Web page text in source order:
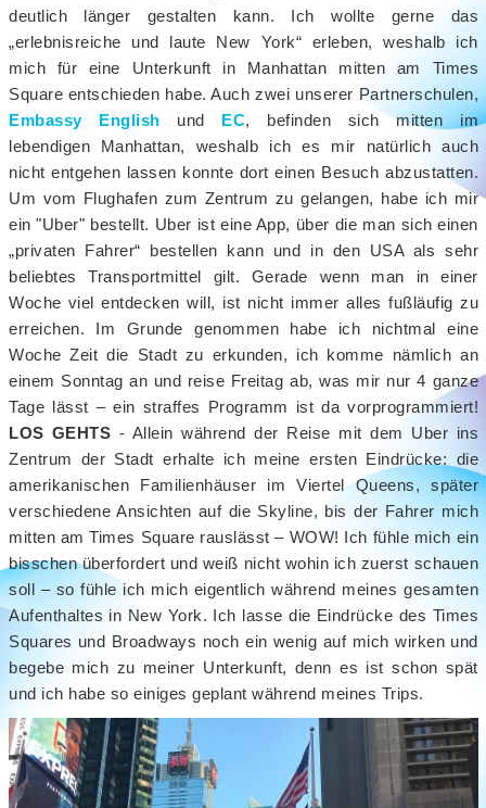
deutlich länger gestalten kann. Ich wollte gerne das
„erlebnisreiche und laute New York“ erleben, weshalb ich
mich für eine Unterkunft in Manhattan mitten am Times
Square entschieden habe. Auch zwei unserer Partnerschulen,
Embassy English und EC, befinden sich mitten im
lebendigen Manhattan, weshalb ich es mir natürlich auch
nicht entgehen lassen konnte dort einen Besuch abzustatten.
Um vom Flughafen zum Zentrum zu gelangen, habe ich mir
ein "Uber" bestellt. Uber ist eine App, über die man sich einen
„privaten Fahrer“ bestellen kann und in den USA als sehr
beliebtes Transportmittel gilt. Gerade wenn man in einer
Woche viel entdecken will, ist nicht immer alles fußläufig zu
erreichen. Im Grunde genommen habe ich nichtmal eine
Woche Zeit die Stadt zu erkunden, ich komme nämlich an
einem Sonntag an und reise Freitag ab, was mir nur 4 ganze
Tage lässt – ein straffes Programm ist da vorprogrammiert!
LOS GEHTS - Allein während der Reise mit dem Uber ins
Zentrum der Stadt erhalte ich meine ersten Eindrücke: die
amerikanischen Familienhäuser im Viertel Queens, später
verschiedene Ansichten auf die Skyline, bis der Fahrer mich
mitten am Times Square rauslässt – WOW! Ich fühle mich ein
bisschen überfordert und weiß nicht wohin ich zuerst schauen
soll – so fühle ich mich eigentlich während meines gesamten
Aufenthaltes in New York. Ich lasse die Eindrücke des Times
Squares und Broadways noch ein wenig auf mich wirken und
begebe mich zu meiner Unterkunft, denn es ist schon spät
und ich habe so einiges geplant während meines Trips.